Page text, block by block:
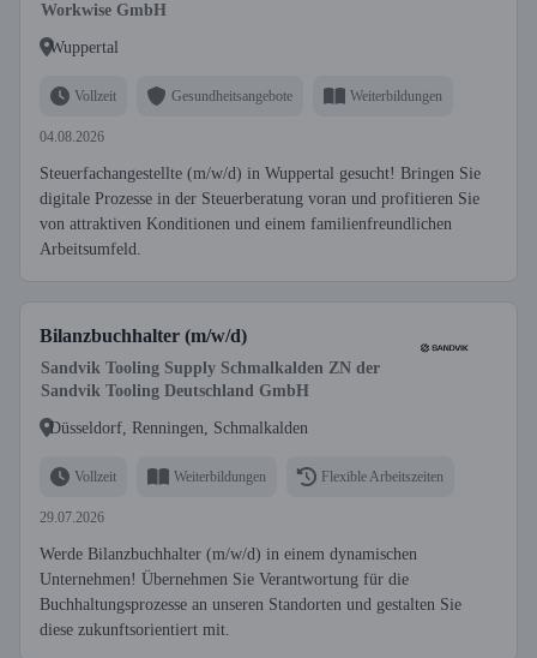
Workwise GmbH
Wuppertal
Vollzeit Gesundheitsangebote Weiterbildungen
04.08.2026
Steuerfachangestellte (m/w/d) in Wuppertal gesucht! Bringen Sie
digitale Prozesse in der Steuerberatung voran und profitieren Sie
von attraktiven Konditionen und einem familienfreundlichen
Arbeitsumfeld.
Bilanzbuchhalter (m/w/d)
Sandvik Tooling Supply Schmalkalden ZN der
Sandvik Tooling Deutschland GmbH
Düsseldorf, Renningen, Schmalkalden
Vollzeit Weiterbildungen Flexible Arbeitszeiten
29.07.2026
Werde Bilanzbuchhalter (m/w/d) in einem dynamischen
Unternehmen! Übernehmen Sie Verantwortung für die
Buchhaltungsprozesse an unseren Standorten und gestalten Sie
diese zukunftsorientiert mit.